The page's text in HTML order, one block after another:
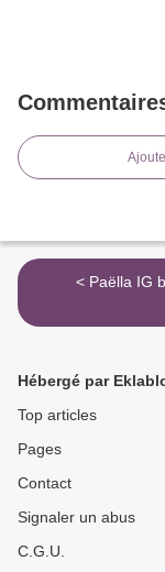
< Paëlla IG
Hébergé par
Top articles
Pages
Contact
Signaler un abus
C.G.U.